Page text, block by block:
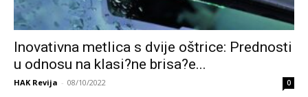
Inovativna metlica s dvije oštrice: Prednosti
u odnosu na klasi?ne brisa?e...
HAK Revija - 08/10/2022 0